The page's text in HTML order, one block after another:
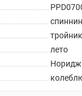
тройник
лето
Норидж